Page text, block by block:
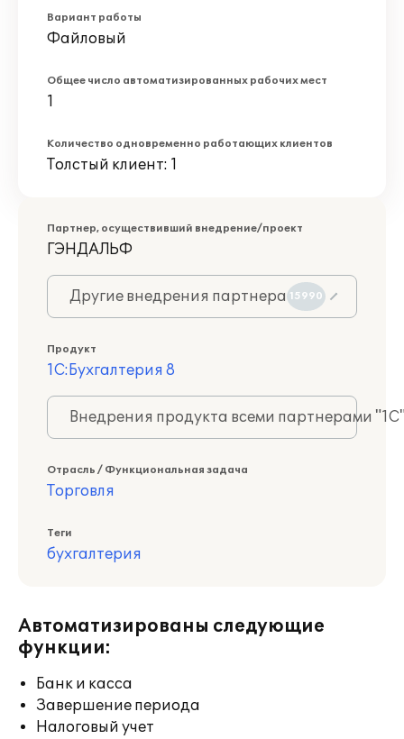
Вариант работы
Файловый
Общее число автоматизированных рабочих мест
1
Количество одновременно работающих клиентов
Толстый клиент: 1
Партнер, осуществивший внедрение/проект
ГЭНДАЛЬФ
Другие внедрения партнера 15990
Продукт
1С:Бухгалтерия 8
Внедрения продукта всеми партнерами
Отрасль / Функциональная задача
Торговля
Теги
бухгалтерия
Автоматизированы следующие
функции:
Банк и касса
Завершение периода
Налоговый учет